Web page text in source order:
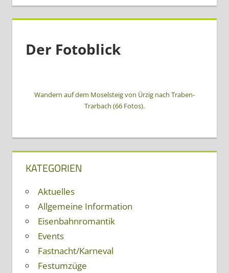
Der Fotoblick
Wandern auf dem Moselsteig von Ürzig nach Traben-
Trarbach (66 Fotos).
KATEGORIEN
Aktuelles
Allgemeine Information
Eisenbahnromantik
Events
Fastnacht/Karneval
Festumzüge